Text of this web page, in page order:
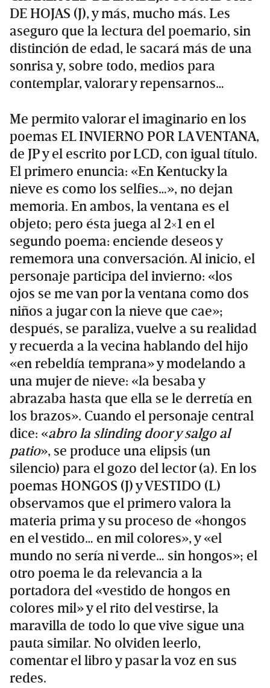
DE HOJAS (J), y más, mucho más. Les
aseguro que la lectura del poemario, sin
distinción de edad, le sacará más de una
sonrisa y, sobre todo, medios para
contemplar, valorar y repensarnos…
Me permito valorar el imaginario en los
poemas EL INVIERNO POR LA VENTANA,
de JP y el escrito por LCD, con igual título.
El primero enuncia: «En Kentucky la
nieve es como los selfies…», no dejan
memoria. En ambos, la ventana es el
objeto; pero ésta juega al 2×1 en el
segundo poema: enciende deseos y
rememora una conversación. Al inicio, el
personaje participa del invierno: «los
ojos se me van por la ventana como dos
niños a jugar con la nieve que cae»;
después, se paraliza, vuelve a su realidad
y recuerda a la vecina hablando del hijo
«en rebeldía temprana» y modelando a
una mujer de nieve: «la besaba y
abrazaba hasta que ella se le derretía en
los brazos». Cuando el personaje central
dice: «abro la slinding door y salgo al
patio», se produce una elipsis (un
silencio) para el gozo del lector (a). En los
poemas HONGOS (J) y VESTIDO (L)
observamos que el primero valora la
materia prima y su proceso de «hongos
en el vestido… en mil colores», y «el
mundo no sería ni verde… sin hongos»; el
otro poema le da relevancia a la
portadora del «vestido de hongos en
colores mil» y el rito del vestirse, la
maravilla de todo lo que vive sigue una
pauta similar. No olviden leerlo,
comentar el libro y pasar la voz en sus
redes.